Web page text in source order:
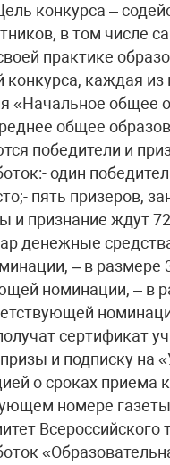
конкурса –
в том числе
практике
конкурса, каждая
«Начальное общее
общее
победители и
один
пять призеров,
и признание ждут
денежные
– в размере
номинации, – в
сертификат
и подписку на
о сроках приема
номере
Всероссийского